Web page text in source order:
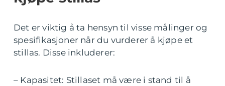
Det er viktig å ta hensyn til visse målinger og
spesifikasjoner når du vurderer å kjøpe et
stillas. Disse inkluderer:
– Kapasitet: Stillaset må være i stand til å